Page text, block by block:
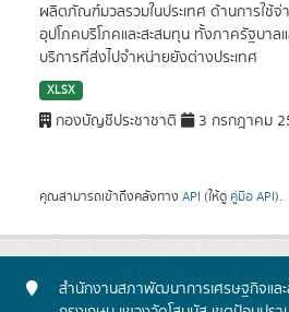
ผลิตภัณฑ์มวลรวมในประเทศ ด้านการใช้จ่
อุปโภคบริโภคและสะสมทุน ทั้งภาครัฐบาล
บริการที่ส่งไปจำหน่ายยังต่างประเทศ
XLSX
กองบัญชีประชาชาติ 3 กรกฎาคม
คุณสามารถเข้าถึงคลังทาง API (ให้ดู คู่มือ API).
สำนักงานสภาพัฒนาการเศรษฐกิจแล